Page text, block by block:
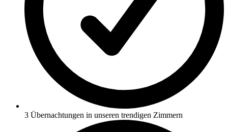
3 Übernachtungen in unseren trendigen Zimmern